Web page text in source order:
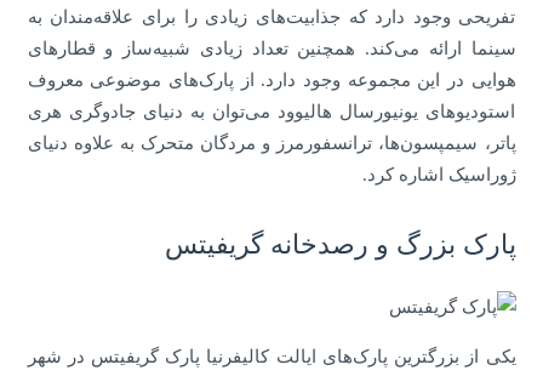
تفریحی وجود دارد که جذابیت‌های زیادی را برای علاقه‌مندان به
سینما ارائه می‌کند. همچنین تعداد زیادی شبیه‌ساز و قطارهای
هوایی در این مجموعه وجود دارد. از پارک‌های موضوعی معروف
استودیوهای یونیورسال هالیوود می‌توان به دنیای جادوگری هری
پاتر، سیمپسون‌ها، ترانسفورمرز و مردگان متحرک به علاوه دنیای
ژوراسیک اشاره کرد.
پارک بزرگ و رصدخانه گریفیتس
یکی از بزرگترین پارک‌های ایالت کالیفرنیا پارک گریفیتس در شهر